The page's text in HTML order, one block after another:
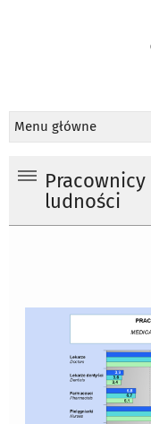
Menu główne
ludności